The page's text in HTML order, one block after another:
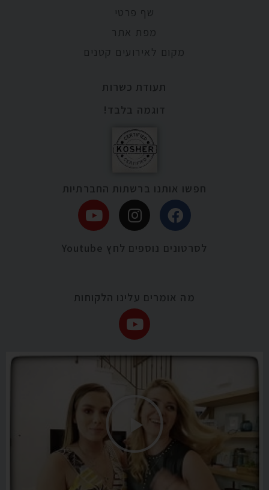
שף פרטי
מפת אתר
מקום לאירועים קטנים
תעודת כשרות
דוגמה בלבד!
חפשו אותנו ברשתות החברתיות
לסרטונים נוספים לחץ Youtube
מה אומרים עלינו הלקוחות